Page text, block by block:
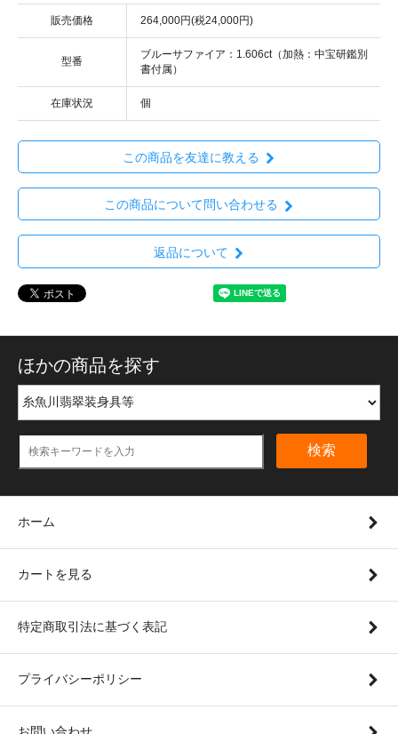
販売価格 264,000円(税24,000円)
型番
ブルーサファイア：1.606ct（加熱：中宝研鑑別
書付属）
在庫状況 個
この商品を友達に教える
この商品について問い合わせる
返品について
ほかの商品を探す
検索
ホーム
カートを見る
特定商取引法に基づく表記
プライバシーポリシー
お問い合わせ